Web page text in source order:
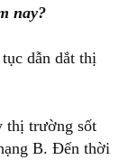
nay?
dẫn dắt thị
thị trường sốt
B. Đến thời